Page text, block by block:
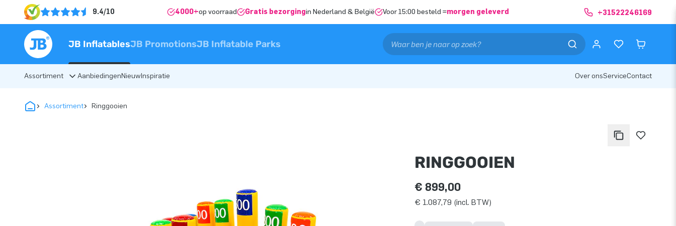
9.4/10 4000+op voorraad Gratis bezorgingin Nederland & België Voor 15:00 besteld =morgen geleverd +31522246169
JB InflatablesJB PromotionsJB Inflatable Parks
Assortiment AanbiedingenNieuwInspiratie Over onsServiceContact
Assortiment Ringgooien
RINGGOOIEN
€ 899,00
€ 1.087,79 (incl. BTW)